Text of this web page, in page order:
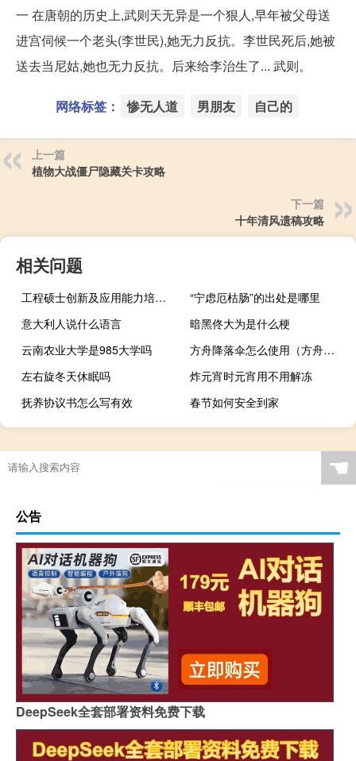
一 在唐朝的历史上,武则天无异是一个狠人,早年被父母送
进宫伺候一个老头(李世民),她无力反抗。李世民死后,她被
送去当尼姑,她也无力反抗。后来给李治生了... 武则。
网络标签： 惨无人道 男朋友 自己的
上一篇
植物大战僵尸隐藏关卡攻略
下一篇
十年清风遗稿攻略
相关问题
工程硕士创新及应用能力培养模式的构建
“宁虑厄枯肠”的出处是哪里
意大利人说什么语言
暗黑佟大为是什么梗
云南农业大学是985大学吗
方舟降落伞怎么使用（方舟降落伞的使用方法）
左右旋冬天休眠吗
炸元宵时元宵用不用解冻
抚养协议书怎么写有效
春节如何安全到家
☚
公告
DeepSeek全套部署资料免费下载